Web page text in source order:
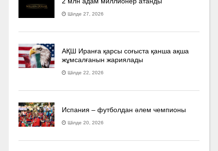
Шілде 27, 2026
АҚШ Иранға қарсы соғыста қанша ақша
жұмсалғанын жариялады
Шілде 22, 2026
Испания – футболдан әлем чемпионы
Шілде 20, 2026